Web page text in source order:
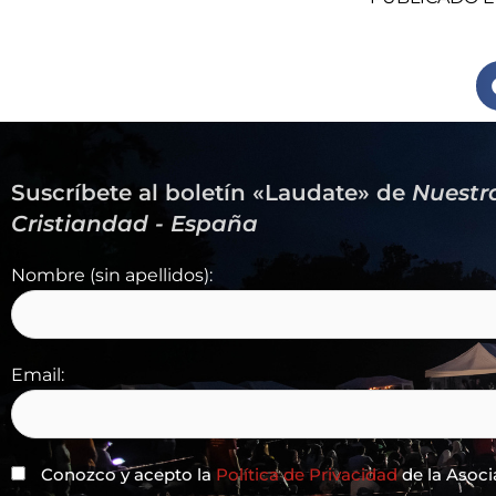
Suscríbete al boletín «Laudate» de
Cristiandad - España
Nombre (sin apellidos):
Email:
Conozco y acepto la Política de Privacidadde la